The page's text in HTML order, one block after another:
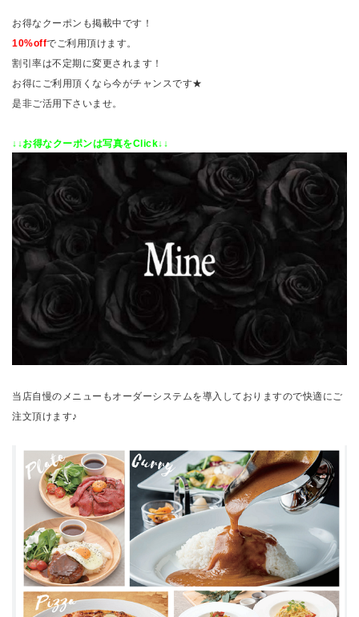
お得なクーポンも掲載中です！
10%offでご利用頂けます。
割引率は不定期に変更されます！
お得にご利用頂くなら今がチャンスです★
是非ご活用下さいませ。
↓↓お得なクーポンは写真をClick↓↓
当店自慢のメニューもオーダーシステムを導入しておりますので快適にご
注文頂けます♪